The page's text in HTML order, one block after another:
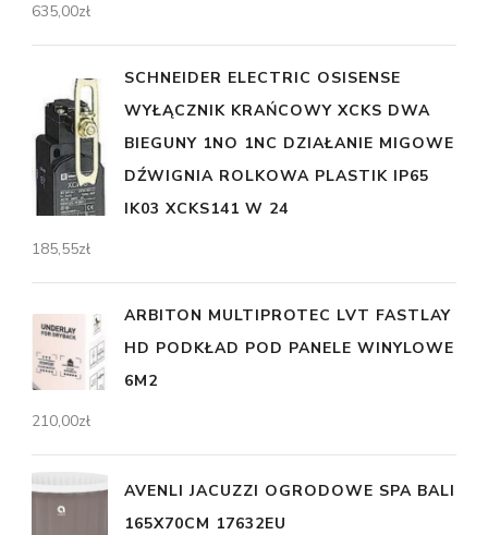
635,00zł
SCHNEIDER ELECTRIC OSISENSE
WYŁĄCZNIK KRAŃCOWY XCKS DWA
BIEGUNY 1NO 1NC DZIAŁANIE MIGOWE
DŹWIGNIA ROLKOWA PLASTIK IP65
IK03 XCKS141 W 24
185,55zł
ARBITON MULTIPROTEC LVT FASTLAY
HD PODKŁAD POD PANELE WINYLOWE
6M2
210,00zł
AVENLI JACUZZI OGRODOWE SPA BALI
165X70CM 17632EU